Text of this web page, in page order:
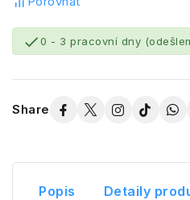
0 - 3 pracovní dny
Share
Popis Detaily